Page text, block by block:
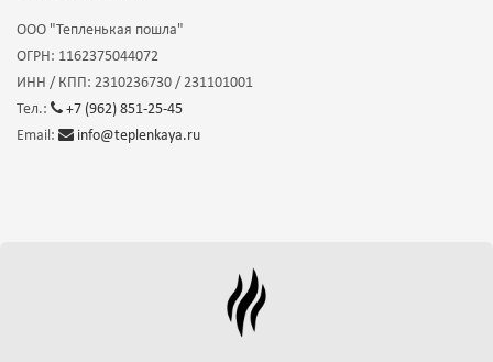
ООО "Тепленькая пошла"
ОГРН: 1162375044072
ИНН / КПП: 2310236730 / 231101001
Тел.:
+7 (962) 851-25-45
Email:
info@teplenkaya.ru